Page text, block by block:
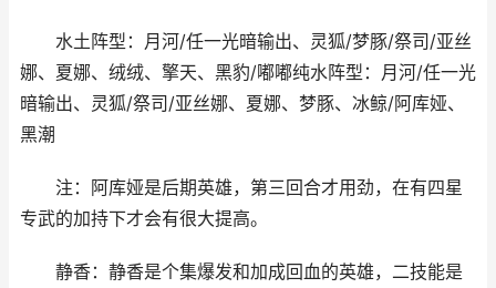
水土阵型：月河/任一光暗输出、灵狐/梦豚/祭司/亚丝
娜、夏娜、绒绒、擎天、黑豹/嘟嘟纯水阵型：月河/任一光
暗输出、灵狐/祭司/亚丝娜、夏娜、梦豚、冰鲸/阿库娅、
黑潮
注：阿库娅是后期英雄，第三回合才用劲，在有四星
专武的加持下才会有很大提高。
静香：静香是个集爆发和加成回血的英雄，二技能是